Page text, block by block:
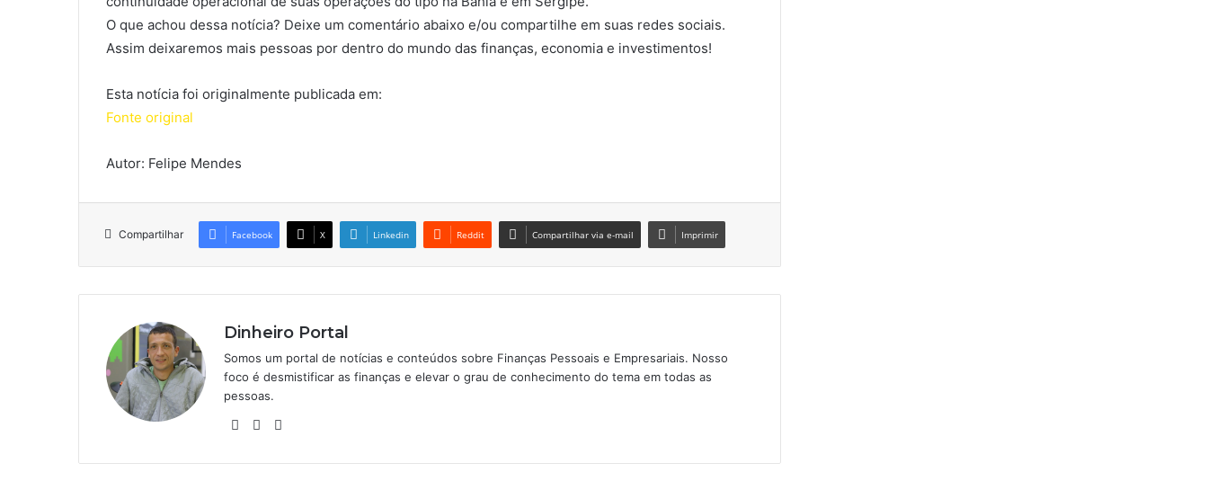
O que achou dessa notícia? Deixe um comentário abaixo e/ou compartilhe em suas redes sociais.
Assim deixaremos mais pessoas por dentro do mundo das finanças, economia e investimentos!
Esta notícia foi originalmente publicada em:
Fonte original
Autor: Felipe Mendes
Compartilhar Facebook X Linkedin Reddit Compartilhar via e-mail Imprimir
Dinheiro Portal
Somos um portal de notícias e conteúdos sobre Finanças Pessoais e Empresariais. Nosso
foco é desmistificar as finanças e elevar o grau de conhecimento do tema em todas as
pessoas.
WebsiteLinkedin